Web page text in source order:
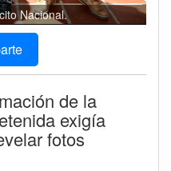
Nacional.
de la
exigía
fotos